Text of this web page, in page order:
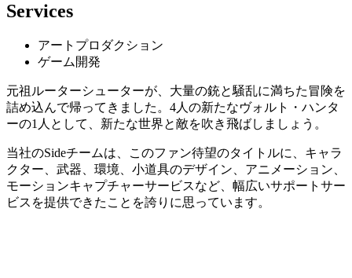
Services
アートプロダクション
ゲーム開発
元祖ルーターシューターが、大量の銃と騒乱に満ちた冒険を
詰め込んで帰ってきました。4人の新たなヴォルト・ハンタ
ーの1人として、新たな世界と敵を吹き飛ばしましょう。
当社のSideチームは、このファン待望のタイトルに、キャラ
クター、武器、環境、小道具のデザイン、アニメーション、
モーションキャプチャーサービスなど、幅広いサポートサー
ビスを提供できたことを誇りに思っています。